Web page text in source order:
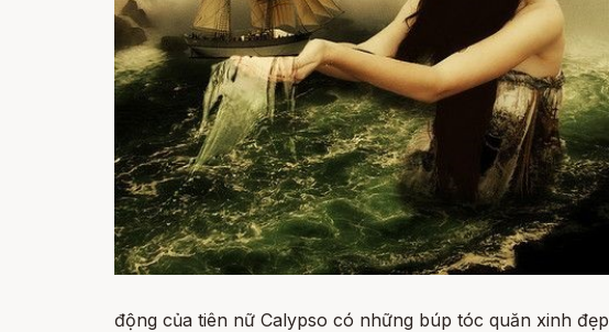
động của tiên nữ Calypso có những búp tóc quăn xinh